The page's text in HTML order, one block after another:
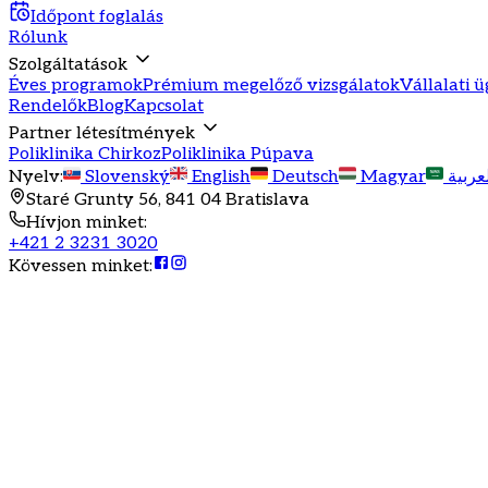
Időpont foglalás
Rólunk
Szolgáltatások
Éves programokPrémium megelőző vizsgálatokVállalati
RendelőkBlogKapcsolat
Partner létesítmények
Poliklinika ChirkozPoliklinika Púpava
Nyelv: Slovenský English Deutsch Magyar
Staré Grunty 56, 841 04 Bratislava
Hívjon minket:
+421 2 3231 3020
Kövessen minket: